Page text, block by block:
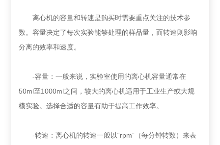
离心机的容量和转速是购买时需要重点关注的技术参
数。容量决定了每次实验能够处理的样品量，而转速则影响
分离的效率和速度。
-容量：一般来说，实验室使用的离心机容量通常在
50ml至1000ml之间，较大的离心机适用于工业生产或大规
模实验。选择合适的容量有助于提高工作效率。
-转速：离心机的转速一般以“rpm”（每分钟转数）来表